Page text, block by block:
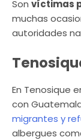
Son víctimas
muchas
autoridades
En Tenosique
con
migrantes y
albergues